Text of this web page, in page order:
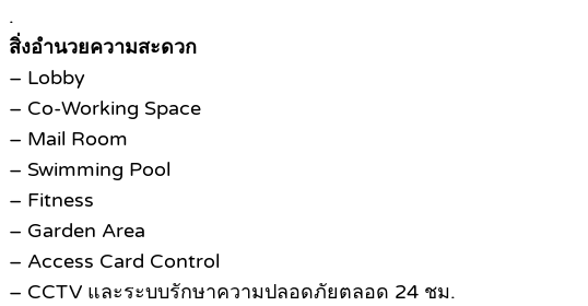
.
สิ่งอำนวยความสะดวก
– Lobby
– Co-Working Space
– Mail Room
– Swimming Pool
– Fitness
– Garden Area
– Access Card Control
– CCTV และระบบรักษาความปลอดภัยตลอด 24 ชม.